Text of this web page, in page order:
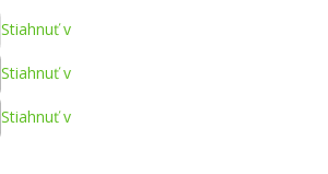
Stiahnuť v
Stiahnuť v
Stiahnuť v